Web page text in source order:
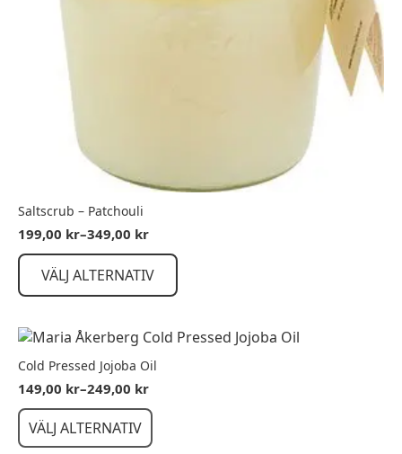
Saltscrub – Patchouli
199,00 kr–349,00 kr
Prisintervall:
199,00 kr
349,00 kr
VÄLJ ALTERNATIV
Den
produkten
flera
varianter.
De
olika
alternativen
kan
Cold Pressed Jojoba Oil
149,00 kr–249,00 kr
Prisintervall:
149,00 kr
till
249,00 kr
VÄLJ ALTERNATIV
Den
här